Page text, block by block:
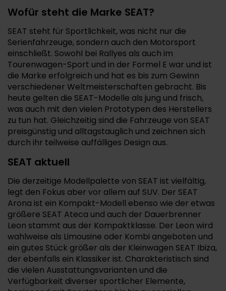
Wofür steht die Marke SEAT?
SEAT steht für Sportlichkeit, was nicht nur die
Serienfahrzeuge, sondern auch den Motorsport
einschließt. Sowohl bei Rallyes als auch im
Tourenwagen-Sport und in der Formel E war und ist
die Marke erfolgreich und hat es bis zum Gewinn
verschiedener Weltmeisterschaften gebracht. Bis
heute gelten die SEAT-Modelle als jung und frisch,
was auch mit den vielen Prototypen des Herstellers
zu tun hat. Gleichzeitig sind die Fahrzeuge von SEAT
preisgünstig und alltagstauglich und zeichnen sich
durch ihr teilweise auffälliges Design aus.
SEAT aktuell
Die derzeitige Modellpalette von SEAT ist vielfältig,
legt den Fokus aber vor allem auf SUV. Der SEAT
Arona ist ein Kompakt-Modell ebenso wie der etwas
größere SEAT Ateca und auch der Dauerbrenner
Leon stammt aus der Kompaktklasse. Der Leon wird
wahlweise als Limousine oder Kombi angeboten und
ein gutes Stück größer als der Kleinwagen SEAT Ibiza,
der ebenfalls ein Klassiker ist. Charakteristisch sind
die vielen Ausstattungsvarianten und die
Verfügbarkeit diverser sportlicher Elemente,